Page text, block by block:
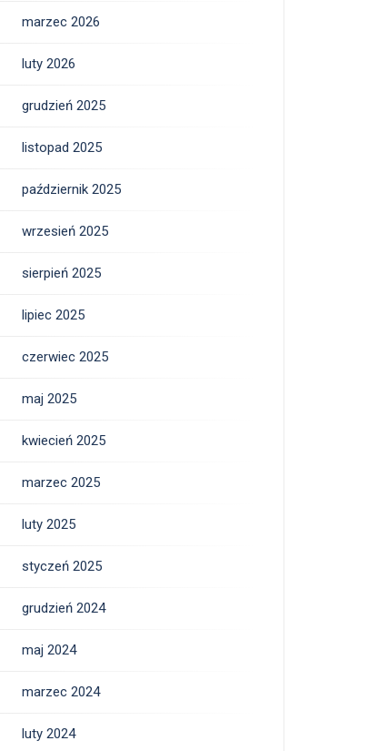
marzec 2026
luty 2026
grudzień 2025
listopad 2025
październik 2025
wrzesień 2025
sierpień 2025
lipiec 2025
czerwiec 2025
maj 2025
kwiecień 2025
marzec 2025
luty 2025
styczeń 2025
grudzień 2024
maj 2024
marzec 2024
luty 2024